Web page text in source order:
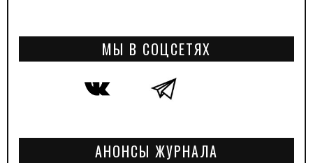
МЫ В СОЦСЕТЯХ
АНОНСЫ ЖУРНАЛА